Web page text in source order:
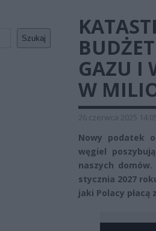
Szukaj
GAZU I
W
26 czerwca 2025
Nowy podatek
węgiel
naszych
stycznia 2027
jaki Polacy płacą